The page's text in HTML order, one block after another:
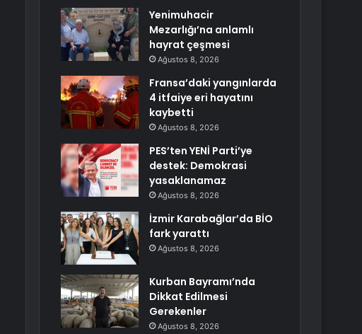
Yenimuhacir
Mezarlığı’na anlamlı
hayrat çeşmesi
Ağustos 8, 2026
Fransa’daki yangınlarda
4 itfaiye eri hayatını
kaybetti
Ağustos 8, 2026
PES’ten YENİ Parti’ye
destek: Demokrasi
yasaklanamaz
Ağustos 8, 2026
İzmir Karabağlar’da BİO
fark yarattı
Ağustos 8, 2026
Kurban Bayramı’nda
Dikkat Edilmesi
Gerekenler
Ağustos 8, 2026